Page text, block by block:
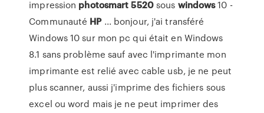
impression photosmart 5520sous windows10 -
Communauté HP... bonjour, j'ai transféré
Windows 10 sur mon pc qui était en Windows
8.1 sans problème sauf avec l'imprimante mon
imprimante est relié avec cable usb, je ne peut
plus scanner, aussi j'imprime des fichiers sous
excel ou word mais je ne peut imprimer des